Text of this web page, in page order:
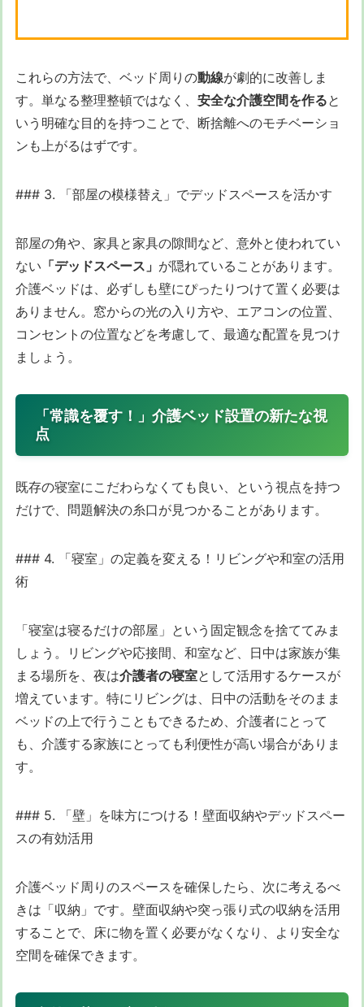
これらの方法で、ベッド周りの動線が劇的に改善しま
す。単なる整理整頓ではなく、 安全な介護空間を作ると
いう明確な目的を持つことで、断捨離へのモチベーショ
ンも上がるはずです。
### 3. 「部屋の模様替え」でデッドスペースを活かす
部屋の角や、家具と家具の隙間など、意外と使われてい
ない 「デッドスペース」 が隠れていることがあります。
介護ベッドは、必ずしも壁にぴったりつけて置く必要は
ありません。窓からの光の入り方や、エアコンの位置、
コンセントの位置などを考慮して、最適な配置を見つけ
ましょう。
「常識を覆す！」介護ベッド設置の新たな視
点
既存の寝室にこだわらなくても良い、という視点を持つ
だけで、問題解決の糸口が見つかることがあります。
### 4. 「寝室」の定義を変える！リビングや和室の活用
術
「寝室は寝るだけの部屋」という固定観念を捨ててみま
しょう。リビングや応接間、和室など、日中は家族が集
まる場所を、夜は介護者の寝室として活用するケースが
増えています。特にリビングは、日中の活動をそのまま
ベッドの上で行うこともできるため、介護者にとって
も、介護する家族にとっても利便性が高い場合がありま
す。
### 5. 「壁」を味方につける！壁面収納やデッドスペー
スの有効活用
介護ベッド周りのスペースを確保したら、次に考えるべ
きは「収納」です。壁面収納や突っ張り式の収納を活用
することで、床に物を置く必要がなくなり、より安全な
空間を確保できます。